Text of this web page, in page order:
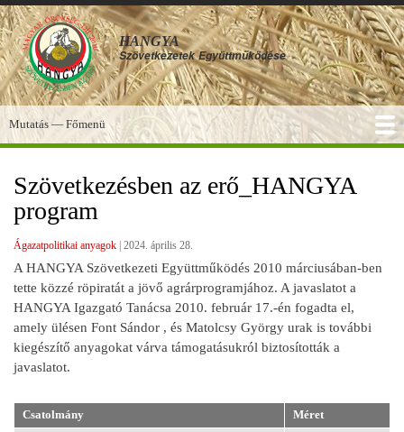
Ugrás
a
tartalomra
HANGYA
Szövetkezetek Együttműködése
Főmenü
Mutatás — Főmenü
Szövetkezésben az erő_HANGYA
program
Ágazatpolitikai anyagok 2024. április 28.
A HANGYA Szövetkezeti Együttműködés 2010 márciusában-ben
tette közzé röpiratát a jövő agrárprogramjához. A javaslatot a
HANGYA Igazgató Tanácsa 2010. február 17.-én fogadta el,
amely ülésen Font Sándor , és Matolcsy György urak is további
kiegészítő anyagokat várva támogatásukról biztosították a
javaslatot.
Csatolmány
Méret